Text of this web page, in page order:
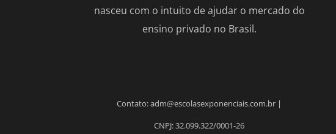
nasceu com o intuito de ajudar o mercado do
ensino privado no Brasil.
Contato: adm@escolasexponenciais.com.br |
CNPJ: 32.099.322/0001-26